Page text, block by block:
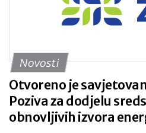
Novosti
Otvoreno je
Poziva za dodjelu
obnovljivih izvora